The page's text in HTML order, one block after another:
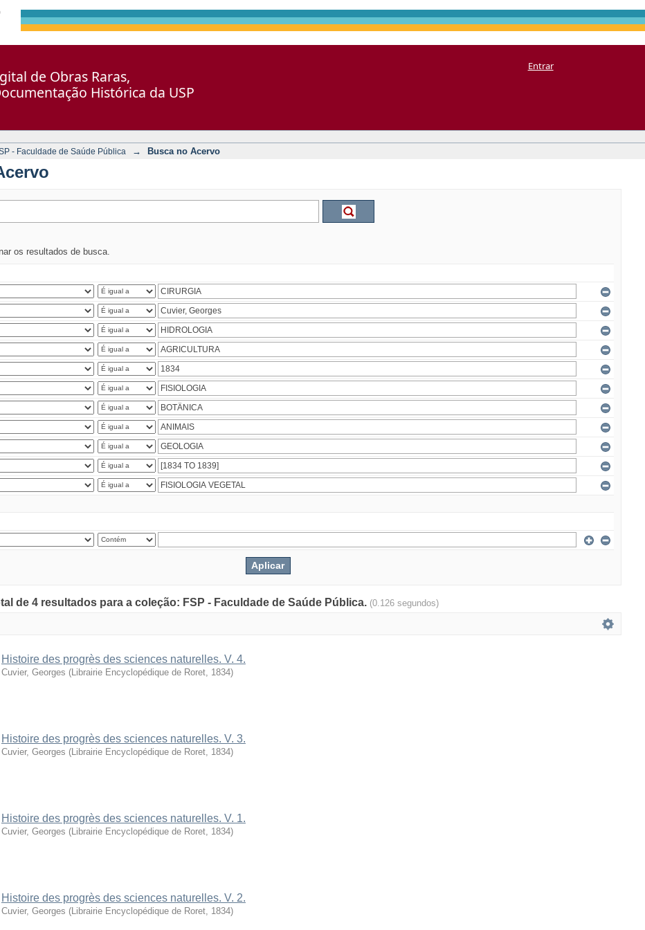
de Obras Raras,
Histórica da USP
Entrar
- Faculdade de Saúde Pública → Busca no Acervo
os resultados de busca.
de 4 resultados para a coleção: FSP - Faculdade de Saúde Pública. (0.126 segundos)
Histoire des progrès des sciences naturelles. V. 4.
Cuvier, Georges (Librairie Encyclopédique de Roret, 1834)
Histoire des progrès des sciences naturelles. V. 3.
Cuvier, Georges (Librairie Encyclopédique de Roret, 1834)
Histoire des progrès des sciences naturelles. V. 1.
Cuvier, Georges (Librairie Encyclopédique de Roret, 1834)
Histoire des progrès des sciences naturelles. V. 2.
Cuvier, Georges (Librairie Encyclopédique de Roret, 1834)